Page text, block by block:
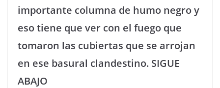
importante columna de humo negro y
eso tiene que ver con el fuego que
tomaron las cubiertas que se arrojan
en ese basural clandestino. SIGUE
ABAJO